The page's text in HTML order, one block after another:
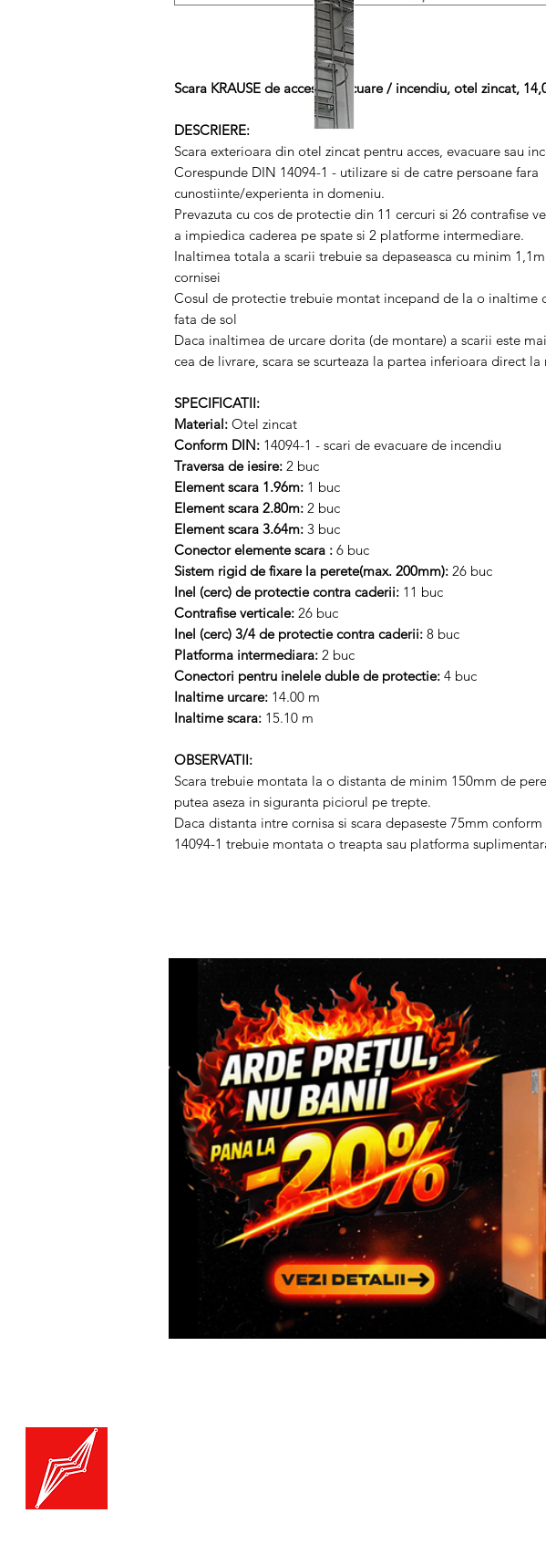
Scara KRAUSE de acces / evacuare / incendiu, otel zincat,
DESCRIERE:
Scara exterioara din otel zincat pentru acces, evacuare sau
Corespunde DIN 14094-1 - utilizare si de catre persoane fara
cunostiinte/experienta in domeniu.
Prevazuta cu cos de protectie din 11 cercuri si 26 contrafise
a impiedica caderea pe spate si 2 platforme intermediare.
Inaltimea totala a scarii trebuie sa depaseasca cu minim
cornisei
Cosul de protectie trebuie montat incepand de la o inaltime
fata de sol
Daca inaltimea de urcare dorita (de montare) a scarii este
cea de livrare, scara se scurteaza la partea inferioara direct la
SPECIFICATII:
Material: Otel zincat
Conform DIN: 14094-1 - scari de evacuare de incendiu
Traversa de iesire: 2 buc
Element scara 1.96m: 1 buc
Element scara 2.80m: 2 buc
Element scara 3.64m: 3 buc
Conector elemente scara : 6 buc
Sistem rigid de fixare la perete(max. 200mm): 26 buc
Inel (cerc) de protectie contra caderii: 11 buc
Contrafise verticale: 26 buc
Inel (cerc) 3/4 de protectie contra caderii: 8 buc
Platforma intermediara: 2 buc
Conectori pentru inelele duble de protectie: 4 buc
Inaltime urcare: 14.00 m
Inaltime scara: 15.10 m
OBSERVATII:
Scara trebuie montata la o distanta de minim 150mm de
putea aseza in siguranta piciorul pe trepte.
Daca distanta intre cornisa si scara depaseste 75mm
14094-1 trebuie montata o treapta sau platforma